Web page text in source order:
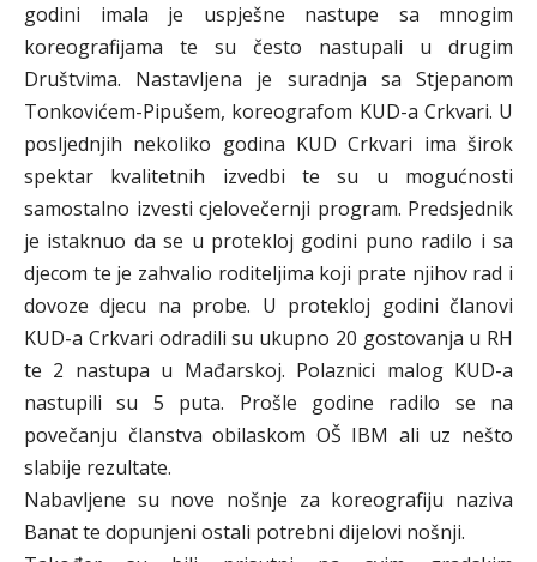
godini imala je uspješne nastupe sa mnogim
koreografijama te su često nastupali u drugim
Društvima. Nastavljena je suradnja sa Stjepanom
Tonkovićem-Pipušem, koreografom KUD-a Crkvari. U
posljednjih nekoliko godina KUD Crkvari ima širok
spektar kvalitetnih izvedbi te su u mogućnosti
samostalno izvesti cjelovečernji program. Predsjednik
je istaknuo da se u protekloj godini puno radilo i sa
djecom te je zahvalio roditeljima koji prate njihov rad i
dovoze djecu na probe. U protekloj godini članovi
KUD-a Crkvari odradili su ukupno 20 gostovanja u RH
te 2 nastupa u Mađarskoj. Polaznici malog KUD-a
nastupili su 5 puta. Prošle godine radilo se na
povečanju članstva obilaskom OŠ IBM ali uz nešto
slabije rezultate.
Nabavljene su nove nošnje za koreografiju naziva
Banat te dopunjeni ostali potrebni dijelovi nošnji.